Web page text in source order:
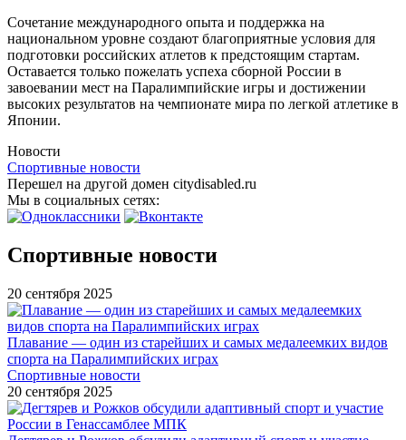
Сочетание международного опыта и поддержка на
национальном уровне создают благоприятные условия для
подготовки российских атлетов к предстоящим стартам.
Оставается только пожелать успеха сборной России в
завоевании мест на Паралимпийские игры и достижении
высоких результатов на чемпионате мира по легкой атлетике в
Японии.
Новости
Спортивные новости
Перешел на другой домен citydisabled.ru
Мы в социальных сетях:
Спортивные новости
20 сентября 2025
Плавание — один из старейших и самых медалеемких видов
спорта на Паралимпийских играх
Спортивные новости
20 сентября 2025